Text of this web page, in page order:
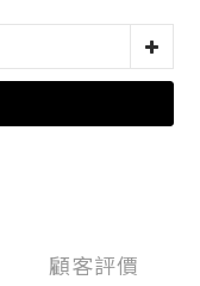
顧客評價